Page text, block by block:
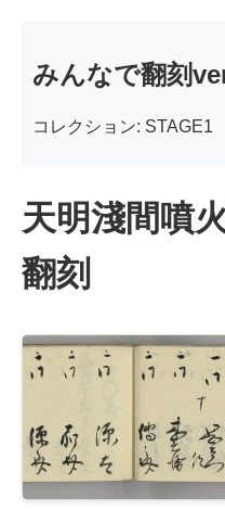
みんなで翻刻
コレクション: STAGE1
天明淺間噴
翻刻